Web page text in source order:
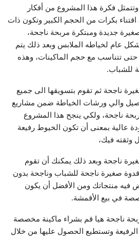
فكرة هذا المشروع من أفكار
بكرات من الحجم الكبير وتكون ذات
جديدة ومبتكرة مربحة ناجحة،
عام لخياطه الملابس وبعد ذلك يتم
تتناسب مع حجم الماكينات، وهذه
للشباب.
ناجحة ثم تقوم بتسويقها الى جميع
والي ورشات الخياطة ضمن مشاريع
ناجحة، ولكي ينجح هذا المشروع
عالية بمعنى أن تكون الخيوط رفيعة
وثقته فيك،
ناجحة وبعد ذلك يمكنك أن تقوم
صغيرة ناجحة للشباب وناجحة بدون
فيه منتجاتك ومن الأفضل أن يكون
في بيع الأقمشة.
ناجحة هيا قم بشراء ماكينة مخصصة
وتستطيع الحصول عليها من خلال